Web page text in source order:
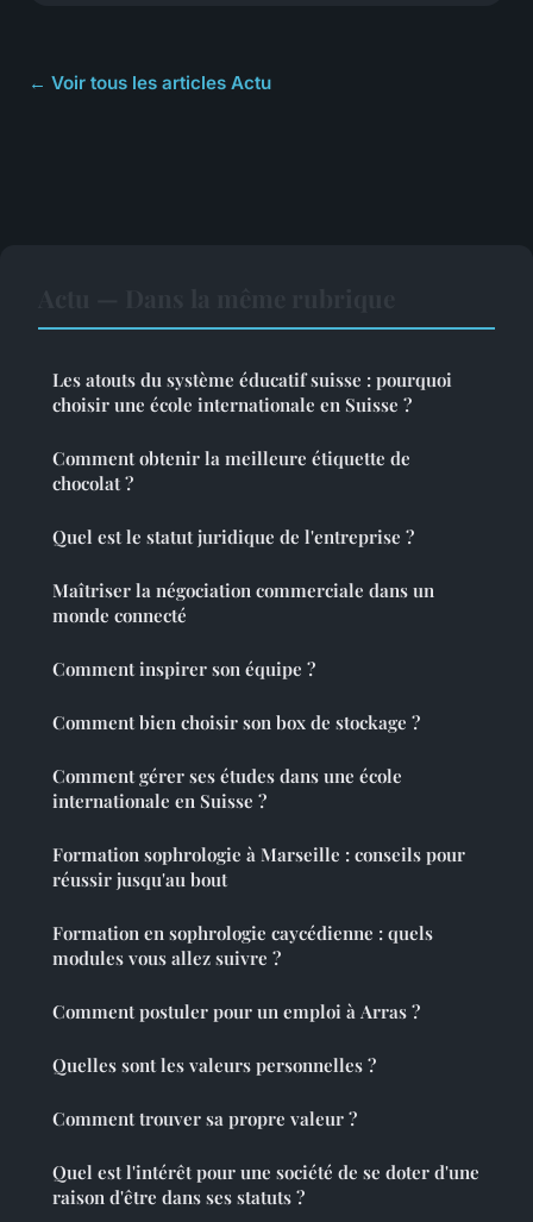
← Voir tous les articles Actu
Les atouts du système éducatif suisse : pourquoi
choisir une école internationale en Suisse ?
Comment obtenir la meilleure étiquette de
chocolat ?
Quel est le statut juridique de l'entreprise ?
Maîtriser la négociation commerciale dans un
monde connecté
Comment inspirer son équipe ?
Comment bien choisir son box de stockage ?
Comment gérer ses études dans une école
internationale en Suisse ?
Formation sophrologie à Marseille : conseils pour
réussir jusqu'au bout
Formation en sophrologie caycédienne : quels
modules vous allez suivre ?
Comment postuler pour un emploi à Arras ?
Quelles sont les valeurs personnelles ?
Comment trouver sa propre valeur ?
Quel est l'intérêt pour une société de se doter d'une
raison d'être dans ses statuts ?